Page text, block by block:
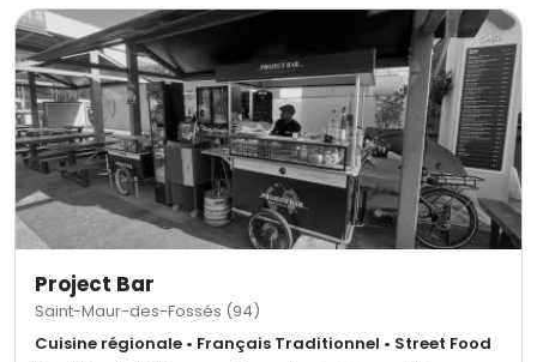
Project Bar
Saint-Maur-des-Fossés (94)
Cuisine régionale • Français Traditionnel • Street Food